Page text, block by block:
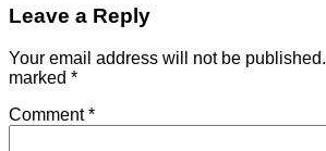
Leave a Reply
Your email address will not be published.
marked *
Comment*